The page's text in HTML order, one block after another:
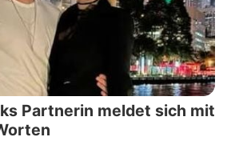
Partnerin meldet sich mit